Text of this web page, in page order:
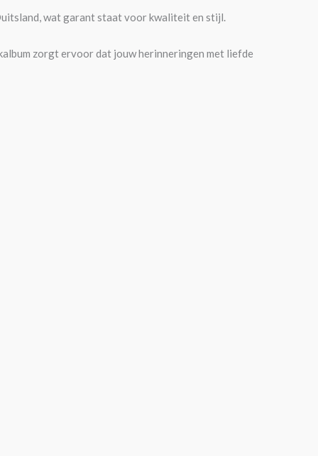
wat garant staat voor kwaliteit en stijl.
zorgt ervoor dat jouw herinneringen met liefde